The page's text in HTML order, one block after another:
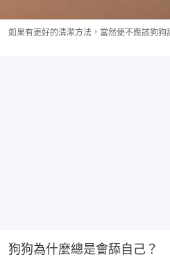
如果有更好的清潔方法，當然便不應該狗狗
狗狗為什麼總是會舔自己？